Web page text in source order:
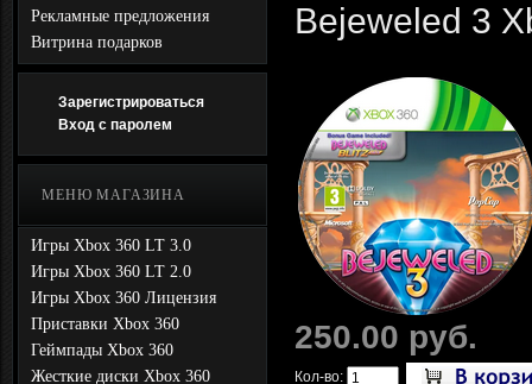
Рекламные предложения
Витрина подарков
Зарегистрироваться
Вход с паролем
МЕНЮ МАГАЗИНА
Игры Xbox 360 LT 3.0
Игры Xbox 360 LT 2.0
Игры Xbox 360 Лицензия
Приставки Xbox 360
Геймпады Xbox 360
Жесткие диски Xbox 360
Bejeweled 3
250.00 руб.
Кол-во: